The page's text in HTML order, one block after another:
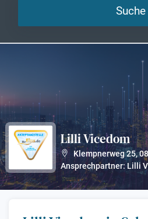
Suche
Lilli Vicedom ?
Klempnerweg 25,
Ansprechpartner: Lilli